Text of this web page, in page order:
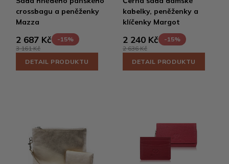
crossbagu a peněženky
Mazza
2 687 Kč
-15%
3 161 Kč
DETAIL PRODUKTU
kabelky, peněženky a
klíčenky Margot
2 240 Kč
-15%
2 636 Kč
DETAIL PRODUKTU